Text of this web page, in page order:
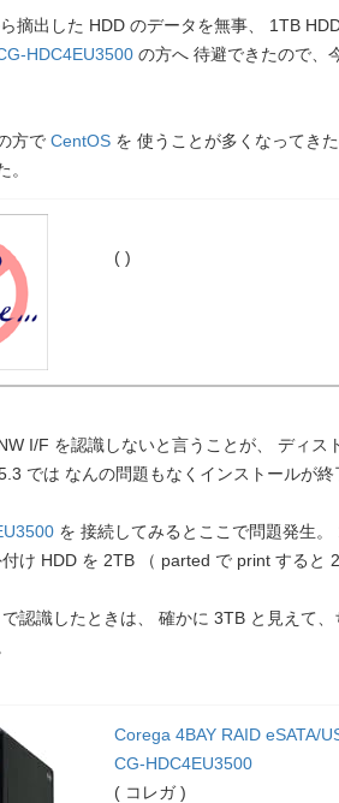
摘出した HDD のデータを無事、 1TB
HDC4EU3500 の方へ 待避できたので、
方で CentOS を 使うことが多くなってき
。
( )
I/F を認識しないと言うことが、 ディス
では なんの問題もなくインストールが
を 接続してみるとここで問題発生
け HDD を 2TB （ parted で print すると
認識したときは、 確かに 3TB と見えて
Corega 4BAY RAID eSATA/
CG-HDC4EU3500
( コレガ )